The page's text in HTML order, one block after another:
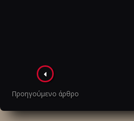
Πλοήγηση
στα
άρθρα
Προηγούμενο άρθρο